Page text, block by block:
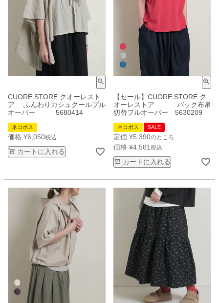
CUORE STORE クオーレスト
ア ふんわりカシュクールプル
オーバー 5680414
ネコポス
価格 ¥6,050税込
カートに入れる
【セール】CUORE STORE ク
オーレストア バック布帛
切替プルオーバー 5630209
ネコポス SALE
定価 ¥5,390のところ
価格 ¥4,581 税込
カートに入れる